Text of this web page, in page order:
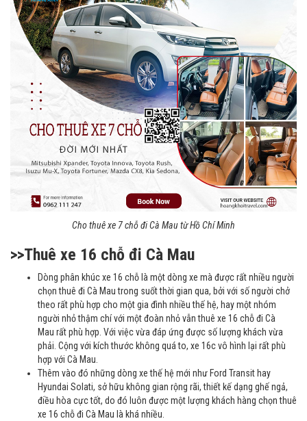
Cho thuê xe 7 chỗ điCà Mautừ Hồ Chí Minh
>>Thuê xe 16 chỗ đi Cà Mau
Dòng phân khúc xe 16 chỗ là một dòng xe mà được rất nhiều người
chọn thuê đi Cà Mau trong suốt thời gian qua, bởi với số người chở
theo rất phù hợp cho một gia đình nhiều thế hệ, hay một nhóm
người nhỏ thậm chí với một đoàn nhỏ vẫn thuê xe 16 chỗ đi Cà
Mau rất phù hợp. Với việc vừa đáp ứng được số lượng khách vừa
phải. Cộng với kích thước không quá to, xe 16c vô hình lại rất phù
hợp với Cà Mau.
Thêm vào đó những dòng xe thế hệ mới như Ford Transit hay
Hyundai Solati, sở hữu không gian rộng rãi, thiết kế dạng ghế ngả,
điều hòa cực tốt, do đó luôn được một lượng khách hàng chọn thuê
xe 16 chỗ đi Cà Mau là khá nhiều.